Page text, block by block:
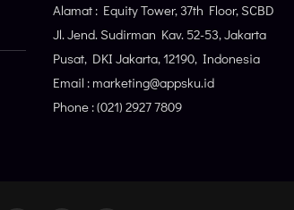
Alamat : Equity Tower, 37th Floor, SCBD
Jl. Jend. Sudirman Kav. 52-53, Jakarta
Pusat, DKI Jakarta, 12190, Indonesia
Email : marketing@appsku.id
Phone : (021) 2927 7809